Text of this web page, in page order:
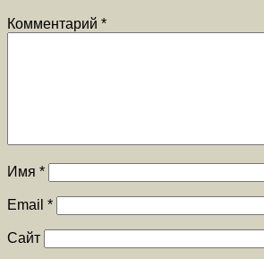
Комментарий *
Имя *
Email *
Сайт